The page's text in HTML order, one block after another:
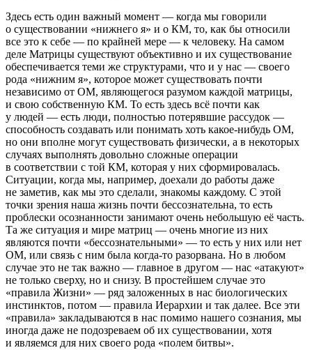
Здесь есть один важный момент — когда мы говорили
о существовании «нижнего я» и о КМ, то, как бы относили
все это к себе — по крайней мере — к человеку. На самом
деле Матрицы существуют объективно и их существование
обеспечивается теми же структурами, что и у нас — своего
рода «нижним я», которое может существовать почти
независимо от ОМ, являющегося разумом каждой матрицы,
и свою собственную КМ. То есть здесь всё почти как
у людей — есть люди, полностью потерявшие рассудок —
способность создавать или понимать хоть какое-нибудь ОМ,
но они вполне могут существовать физически, а в некоторых
случаях выполнять довольно сложные операции
в соответствии с той КМ, которая у них сформировалась.
Ситуации, когда мы, например, доехали до работы даже
не заметив, как мы это сделали, знакомы каждому. С этой
точки зрения наша жизнь почти бессознательна, то есть
проблески осознанности занимают очень небольшую её часть.
Та же ситуация и мире матриц — очень многие из них
являются почти «бессознательными» — то есть у них или нет
ОМ, или связь с ним была когда-то разорвана. Но в любом
случае это не так важно — главное в другом — нас «атакуют»
не только сверху, но и снизу. В простейшем случае это
«правила Жизни» — ряд заложенных в нас биологических
инстинктов, потом — правила Иерархии и так далее. Все эти
«правила» закладываются в нас помимо нашего сознания, мы
иногда даже не подозреваем об их существовании, хотя
и являемся для них своего рода «полем битвы».